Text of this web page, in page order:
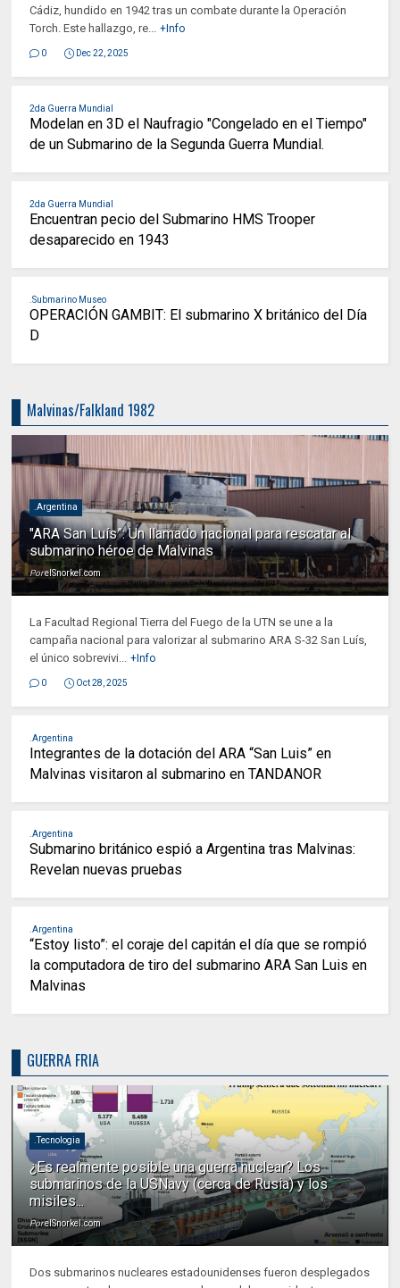
Cádiz, hundido en 1942 tras un combate durante la Operación
Torch. Este hallazgo, re... +Info
0 Dec 22, 2025
2da Guerra Mundial
Modelan en 3D el Naufragio "Congelado en el Tiempo"
de un Submarino de la Segunda Guerra Mundial.
2da Guerra Mundial
Encuentran pecio del Submarino HMS Trooper
desaparecido en 1943
.Submarino Museo
OPERACIÓN GAMBIT: El submarino X británico del Día
D
Malvinas/Falkland 1982
.Argentina
"ARA San Luís”: Un llamado nacional para rescatar al
submarino héroe de Malvinas
PorelSnorkel.com
La Facultad Regional Tierra del Fuego de la UTN se une a la
campaña nacional para valorizar al submarino ARA S-32 San Luís,
el único sobrevivi... +Info
0 Oct 28, 2025
.Argentina
Integrantes de la dotación del ARA “San Luis” en
Malvinas visitaron al submarino en TANDANOR
.Argentina
Submarino británico espió a Argentina tras Malvinas:
Revelan nuevas pruebas
.Argentina
“Estoy listo”: el coraje del capitán el día que se rompió
la computadora de tiro del submarino ARA San Luis en
Malvinas
GUERRA FRIA
.Tecnologia
¿Es realmente posible una guerra nuclear? Los
submarinos de la USNavy (cerca de Rusia) y los
misiles...
PorelSnorkel.com
Dos submarinos nucleares estadounidenses fueron desplegados